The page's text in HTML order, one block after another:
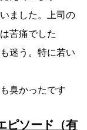
ました。上司の
苦痛でした
迷う。特に若い
臭かったです
ピソード（有